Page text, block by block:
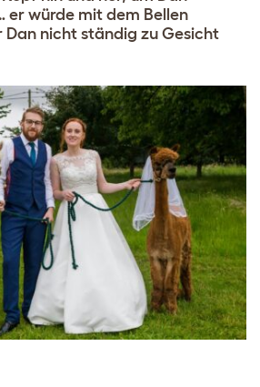
er würde mit dem Bellen
Dan nicht ständig zu Gesicht